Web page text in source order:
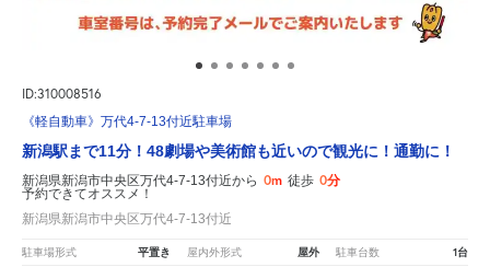
ID:310008516
《軽自動車》万代4-7-13付近駐車場
新潟駅まで11分！48劇場や美術館も近いので観光に！通勤に！
新潟県新潟市中央区万代4-7-13付近から 0m 徒歩 0分
予約できてオススメ！
新潟県新潟市中央区万代4-7-13付近
駐車場形式 平置き 屋内外形式 屋外 駐車台数 1台